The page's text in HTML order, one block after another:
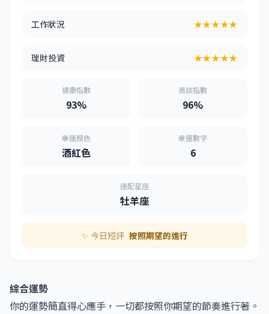
工作狀況 ★★★★★
理財投資 ★★★★★
健康指數
93%
商談指數
96%
幸運顏色
酒紅色
幸運數字
6
速配星座
牡羊座
✨ 今日短評 按照期望的進行
綜合運勢
你的運勢簡直得心應手，一切都按照你期望的節奏進行著。